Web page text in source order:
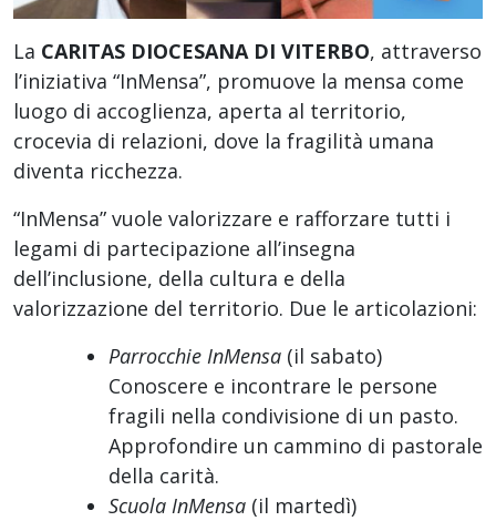
La CARITAS DIOCESANA DI VITERBO, attraverso
l’iniziativa “InMensa”, promuove la mensa come
luogo di accoglienza, aperta al territorio,
crocevia di relazioni, dove la fragilità umana
diventa ricchezza.
“InMensa” vuole valorizzare e rafforzare tutti i
legami di partecipazione all’insegna
dell’inclusione, della cultura e della
valorizzazione del territorio. Due le articolazioni:
Parrocchie InMensa (il sabato)
Conoscere e incontrare le persone
fragili nella condivisione di un pasto.
Approfondire un cammino di pastorale
della carità.
Scuola InMensa (il martedì)